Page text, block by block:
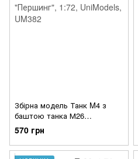
Збірна модель Танк M4 з
баштою танка М26
"Першинг", 1:72, UniModels,
UM382
570 грн